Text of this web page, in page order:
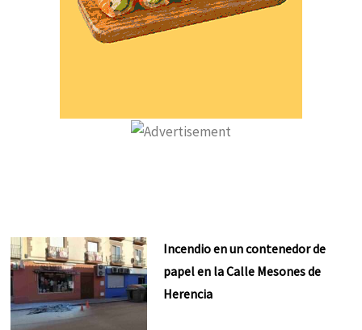
Incendio en un contenedor de
papel en la Calle Mesones de
Herencia